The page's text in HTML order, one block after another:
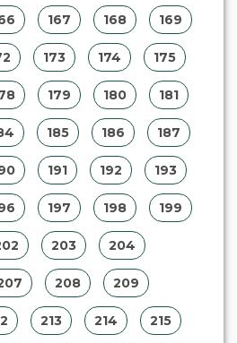
167 168 169
173 174 175
179 180 181
185 186 187
191 192 193
197 198 199
203 204
208 209
213 214 215